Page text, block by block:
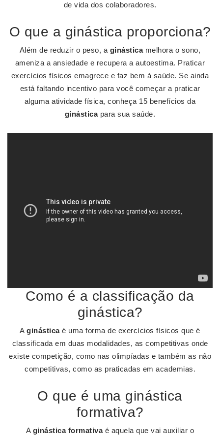
de vida dos colaboradores.
O que a ginástica proporciona?
Além de reduzir o peso, a ginásticamelhora o sono,
ameniza a ansiedade e recupera a autoestima. Praticar
exercícios físicos emagrece e faz bem à saúde. Se ainda
está faltando incentivo para você começar a praticar
alguma atividade física, conheça 15 benefícios da
ginásticapara sua saúde.
Como é a classificação da
ginástica?
Aginásticaé uma forma de exercícios físicos que é
classificada em duas modalidades, as competitivas onde
existe competição, como nas olimpíadas e também as não
competitivas, como as praticadas em academias.
O que é uma ginástica
formativa?
A ginástica formativaé aquela que vai auxiliar o